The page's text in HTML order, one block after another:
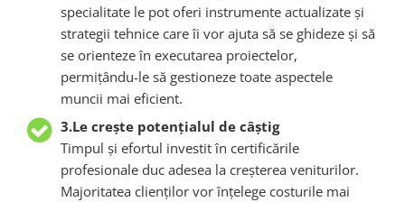
specialitate le pot oferi instrumente actualizate și
strategii tehnice care îi vor ajuta să se ghideze și să
se orienteze în executarea proiectelor,
permițându-le să gestioneze toate aspectele
muncii mai eficient.
3.Le crește potențialul de câștig
Timpul și efortul investit în certificările
profesionale duc adesea la creșterea veniturilor.
Majoritatea clienților vor înțelege costurile mai